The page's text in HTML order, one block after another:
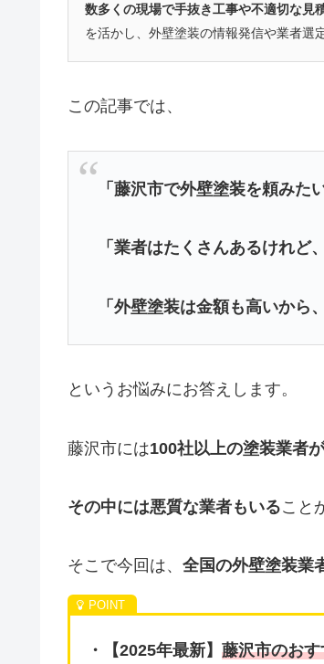
数多くの現場で手抜き工事や不適切な見
を活かし、外壁塗装の情報発信や業者選
この記事では、
「藤沢市で外壁塗装を頼みた
「業者はたくさんあるけれど
「外壁塗装は金額も高いから
というお悩みにお答えします。
藤沢市には100社以上の塗装業者
その中には悪質な業者もいること
そこで今回は、 全国の外壁塗装業
・【2025年最新】 藤沢市のお